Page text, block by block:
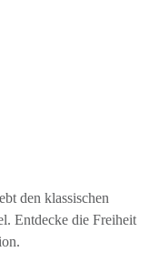
den klassischen
Entdecke die Freiheit